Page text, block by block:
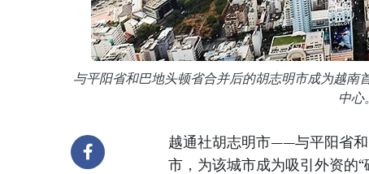
与平阳省和巴地头顿省合并后的胡志明市成为越南
中心
越通社胡志明市——与平阳省
市，为该城市成为吸引外资的“